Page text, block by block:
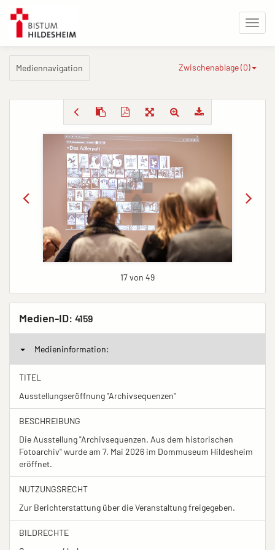
Mediennavigation Zwischenablage (0)
17 von 49
Medien-ID: 4159
Medieninformation:
TITEL
Ausstellungseröffnung "Archivsequenzen"
BESCHREIBUNG
Die Ausstellung "Archivsequenzen. Aus dem historischen
Fotoarchiv" wurde am 7. Mai 2026 im Dommuseum Hildesheim
eröffnet.
NUTZUNGSRECHT
Zur Berichterstattung über die Veranstaltung freigegeben.
BILDRECHTE